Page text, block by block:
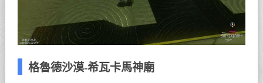
格魯德沙漠-希瓦卡馬神廟